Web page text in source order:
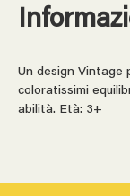
Un design Vintage
coloratissimi
abilità. Età: 3+